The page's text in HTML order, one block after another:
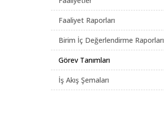
Faaliyet Raporları
Birim İç Değerlendirme Raporları
Görev Tanımları
İş Akış Şemaları